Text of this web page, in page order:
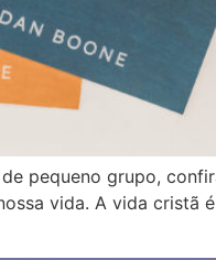
pequeno grupo,
vida. A vida cristã